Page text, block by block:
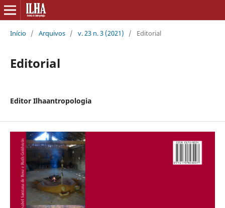
Início / Arquivos / v. 23 n. 3 (2021) / Editorial
Editorial
Editor Ilhaantropologia